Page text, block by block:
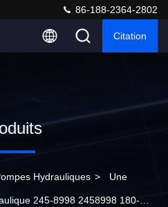
86-188-2364-2802
Citation
Hydrauliques > Une
245-8998 2458998 180-